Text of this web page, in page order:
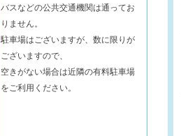
バスなどの公共交通機関は通ってお
りません。
駐車場はございますが、数に限りが
ございますので、
空きがない場合は近隣の有料駐車場
をご利用ください。